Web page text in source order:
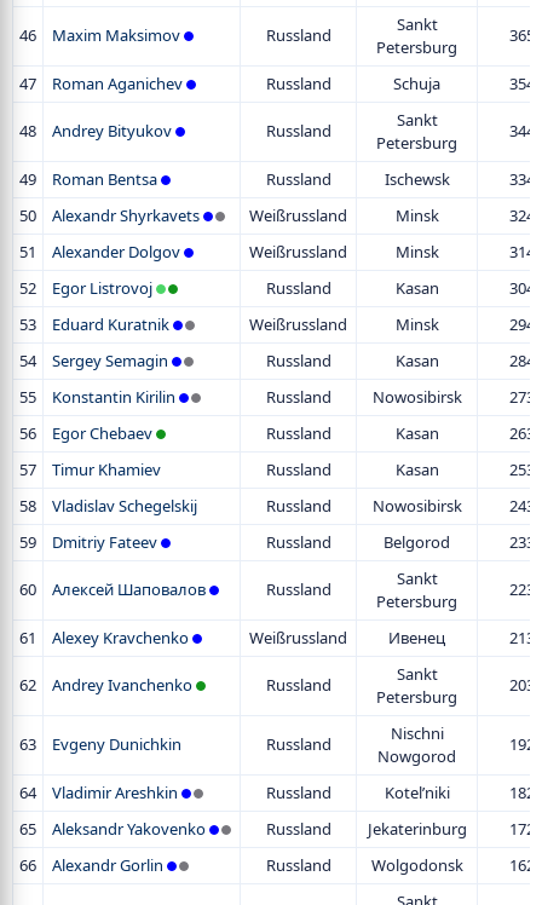
46 Maxim Maksimov Russland
Sankt
Petersburg
365
47 Roman Aganichev Russland Schuja 354
48 Andrey Bityukov Russland
Sankt
Petersburg
344
49 Roman Bentsa Russland Ischewsk
334
50
Alexandr Shyrkavets Weißrussland Minsk
324
51
Alexander Dolgov Weißrussland Minsk
314
52
Egor Listrovoj Russland Kasan
304
53
Eduard Kuratnik Weißrussland Minsk
294
54
Sergey Semagin Russland Kasan
284
55
Konstantin Kirilin Russland Nowosibirsk
273
56
Egor Chebaev Russland Kasan
263
57
Timur Khamiev Russland Kasan
253
58
Vladislav Schegelskij Russland Nowosibirsk
243
59
Dmitriy Fateev Russland Belgorod 233
60 Алексей Шаповалов Russland
Sankt
Petersburg
223
61 Alexey Kravchenko Weißrussland Ивенец 213
62 Andrey Ivanchenko Russland
Sankt
Petersburg
203
63 Evgeny Dunichkin Russland
Nischni
Nowgorod
192
64 Vladimir Areshkin Russland Kotel’niki
182
65
Aleksandr Yakovenko Russland Jekaterinburg
172
66
Alexandr Gorlin Russland Wolgodonsk 162